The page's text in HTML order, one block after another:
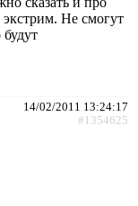
Не смогут
14/02/2011 13:24:17
#1354625